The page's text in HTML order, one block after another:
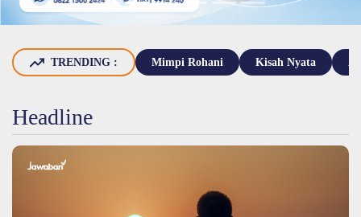
TRENDING : Mimpi Rohani Kisah Nyata
Headline